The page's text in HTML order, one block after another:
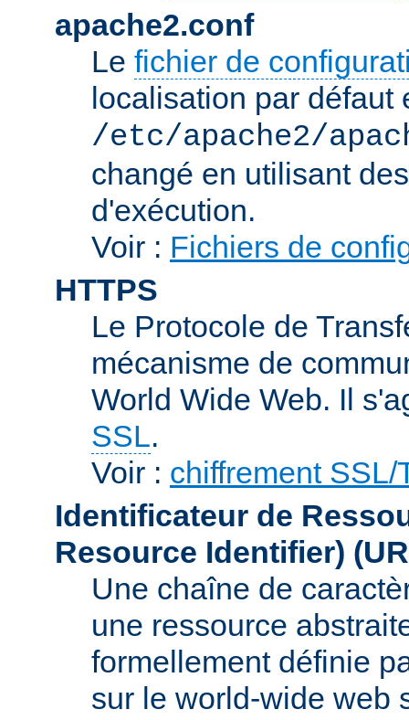
apache2.conf
Le fichier de
localisation par défaut
/etc/apache2/
changé en utilisant
d'exécution.
Voir : Fichiers de
HTTPS
Le Protocole de
mécanisme de
World Wide Web. Il
SSL.
Voir : chiffrement SSL/
Identificateur de
Resource Identifier)
Une chaîne de
une ressource
formellement définie
sur le world-wide web